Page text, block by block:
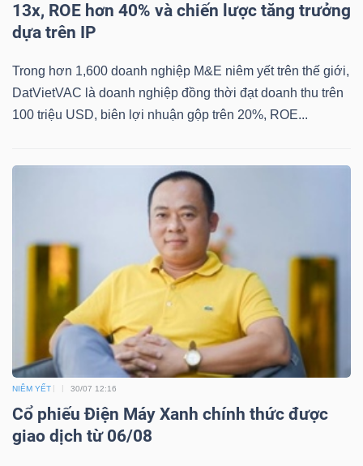
13x, ROE hơn 40% và chiến lược tăng trưởng
dựa trên IP
Trong hơn 1,600 doanh nghiệp M&E niêm yết trên thế giới,
DatVietVAC là doanh nghiệp đồng thời đạt doanh thu trên
100 triệu USD, biên lợi nhuận gộp trên 20%, ROE...
NIÊM YẾT 30/07 12:16
Cổ phiếu Điện Máy Xanh chính thức được
giao dịch từ 06/08
YẾU
TIÊU
CHĂM
SÓC
KHỎE
TÀI